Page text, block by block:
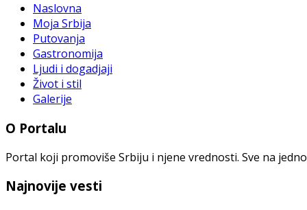
Naslovna
Moja Srbija
Putovanja
Gastronomija
Ljudi i dogadjaji
Život i stil
Galerije
O Portalu
Portal koji promoviše Srbiju i njene vrednosti. Sve na
Najnovije vesti